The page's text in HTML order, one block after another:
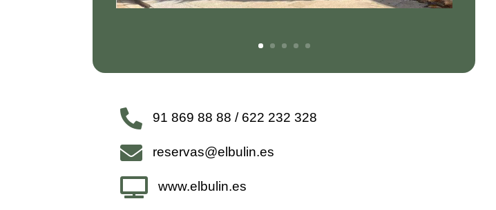
 91 869 88 88 / 622 232 328
 reservas@elbulin.es
 www.elbulin.es